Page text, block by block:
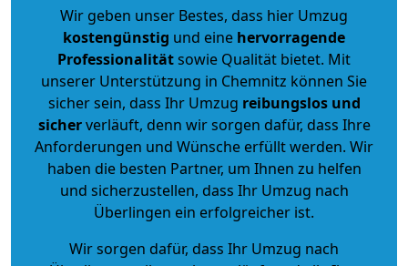
Wir geben unser Bestes, dass hier Umzug
kostengünstig und eine hervorragende
Professionalitätsowie Qualität bietet. Mit
unserer Unterstützung in Chemnitz können Sie
sicher sein, dass Ihr Umzug reibungslos und
sicherverläuft, denn wir sorgen dafür, dass Ihre
Anforderungen und Wünsche erfüllt werden. Wir
haben die besten Partner, um Ihnen zu helfen
und sicherzustellen, dass Ihr Umzug nach
Überlingen ein erfolgreicher ist.
Wir sorgen dafür, dass Ihr Umzug nach